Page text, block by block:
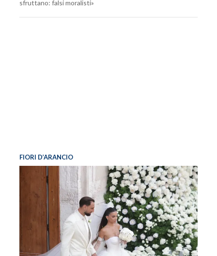
sfruttano: falsi moralisti»
FIORI D’ARANCIO